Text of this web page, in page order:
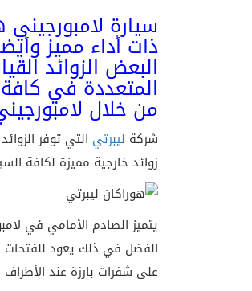
سيارة
ذات أداء مميز
البعض الزوائد
المتعددة في كافة
من خلال
شركة ليبرتي التي توفر
زوائد خارجية مميزة لكافة
يتميز الصادم الأمامي في
الفضل في ذلك يعود للفتحات
على شفرات بارزة عند